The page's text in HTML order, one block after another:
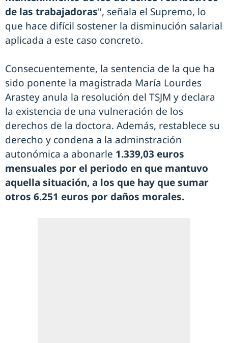
de las trabajadoras", señala el Supremo, lo
que hace difícil sostener la disminución salarial
aplicada a este caso concreto.
Consecuentemente, la sentencia de la que ha
sido ponente la magistrada María Lourdes
Arastey anula la resolución del TSJM y declara
la existencia de una vulneración de los
derechos de la doctora. Además, restablece su
derecho y condena a la adminstración
autonómica a abonarle 1.339,03 euros
mensuales por el periodo en que mantuvo
aquella situación, a los que hay que sumar
otros 6.251 euros por daños morales.